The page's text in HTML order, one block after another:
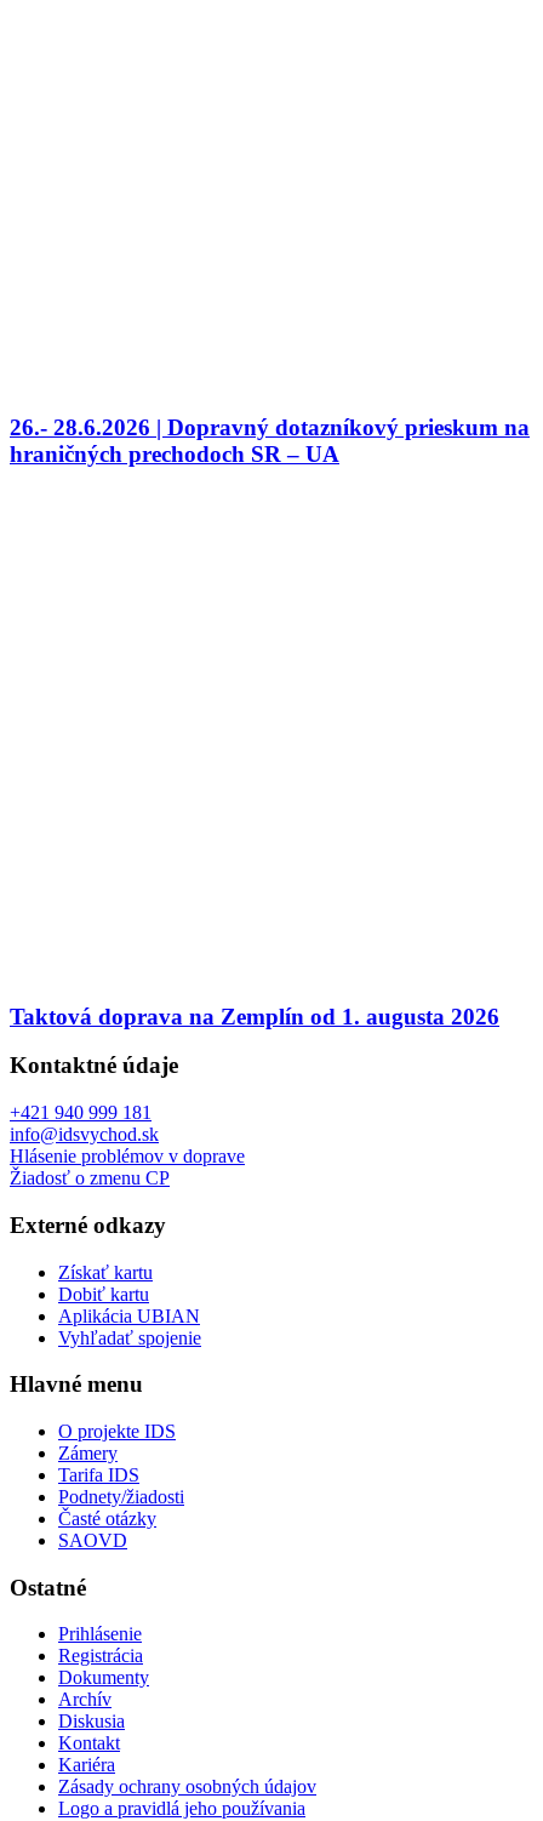
26.- 28.6.2026 | Dopravný dotazníkový prieskum na
hraničných prechodoch SR – UA
Taktová doprava na Zemplín od 1. augusta 2026
Kontaktné údaje
+421 940 999 181
info@idsvychod.sk
Hlásenie problémov v doprave
Žiadosť o zmenu CP
Externé odkazy
Získať kartu
Dobiť kartu
Aplikácia UBIAN
Vyhľadať spojenie
Hlavné menu
O projekte IDS
Zámery
Tarifa IDS
Podnety/žiadosti
Časté otázky
SAOVD
Ostatné
Prihlásenie
Registrácia
Dokumenty
Archív
Diskusia
Kontakt
Kariéra
Zásady ochrany osobných údajov
Logo a pravidlá jeho používania